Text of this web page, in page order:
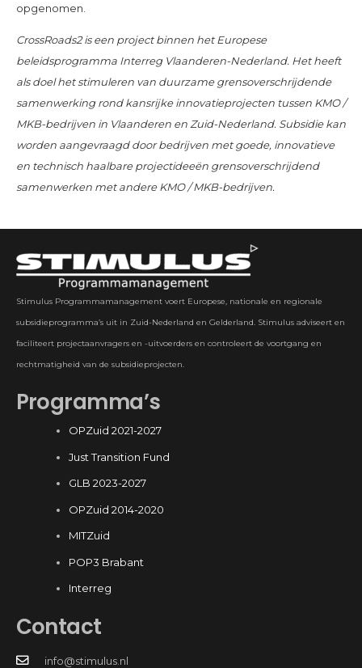
opgenomen.
CrossRoads2 is een project binnen het Europese
beleidsprogramma Interreg Vlaanderen-Nederland. Het heeft
als doel het stimuleren van duurzame grensoverschrijdende
samenwerking rond kansrijke innovatieprojecten tussen KMO /
MKB-bedrijven in Vlaanderen en Zuid-Nederland. Subsidie kan
worden aangevraagd door bedrijven met goede, innovatieve
en technisch haalbare projectideeën grensoverschrijdend
samenwerken met andere KMO / MKB-bedrijven.
Stimulus Programmamanagement voert Europese, nationale en regionale
subsidieprogramma’s uit in Zuid-Nederland en Gelderland. Stimulus adviseert en
faciliteert projectaanvragers en -uitvoerders en controleert de voortgang en
rechtmatigheid van de subsidieprojecten.
Programma’s
OPZuid 2021-2027
Just Transition Fund
GLB 2023-2027
OPZuid 2014-2020
MITZuid
POP3 Brabant
Interreg
Contact
info@stimulus.nl